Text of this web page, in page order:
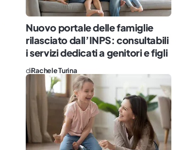
Nuovo portale delle famiglie
rilasciato dall’INPS: consultabili
i servizi dedicati a genitori e figli
diRachele Turina